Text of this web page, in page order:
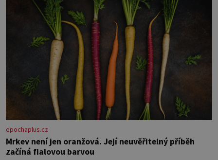
epochaplus.cz
Mrkev není jen oranžová. Její neuvěřitelný příběh
začíná fialovou barvou